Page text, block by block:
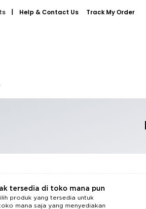
Help & Contact Us Track My Order
tersedia di toko mana pun
produk yang tersedia untuk
mana saja yang menyediakan